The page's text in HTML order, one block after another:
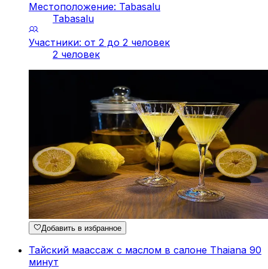
Местоположение: Tabasalu
Tabasalu
Участники: от 2 до 2 человек
2 человек
Добавить в избранное
Тайский маaссаж с маслом в салоне Thaiana 90
минут